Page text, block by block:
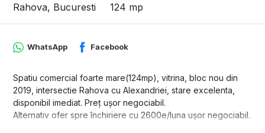
Rahova, Bucuresti
124 mp
WhatsApp Facebook
Spatiu comercial foarte mare(124mp), vitrina, bloc nou din
2019, intersectie Rahova cu Alexandriei, stare excelenta,
disponibil imediat. Preț ușor negociabil.
Alternativ ofer spre închiriere cu 2600e/luna ușor negociabil.